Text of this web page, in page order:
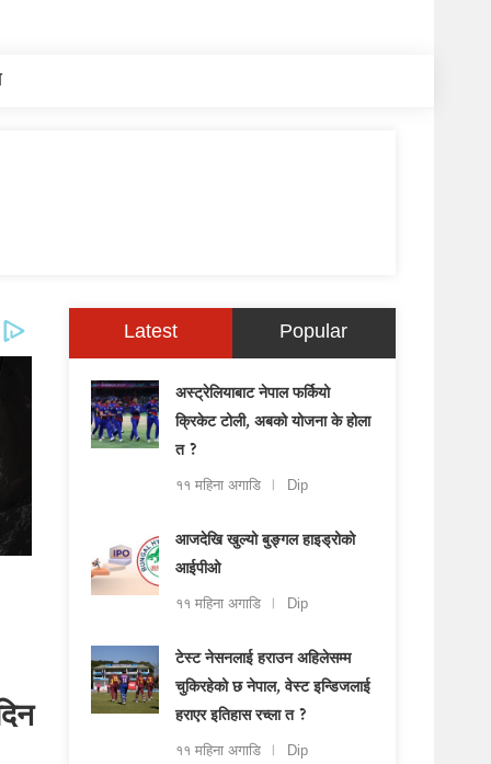
Latest Popular
अस्ट्रेलियाबाट नेपाल फर्कियो
क्रिकेट टोली, अबको योजना के होला
त ?
११ महिना अगाडि Dip
आजदेखि खुल्यो बुङ्गल हाइड्रोको
आईपीओ
११ महिना अगाडि Dip
टेस्ट नेसनलाई हराउन अहिलेसम्म
चुकिरहेको छ नेपाल, वेस्ट इन्डिजलाई
हराएर इतिहास रच्ला त ?
११ महिना अगाडि Dip